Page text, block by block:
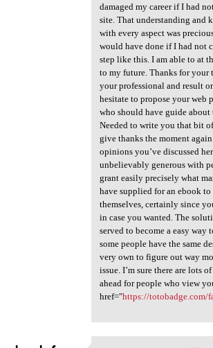
damaged my career if I had
site. That understanding and
with every aspect was
would have done if I had not
step like this. I am able to at
to my future. Thanks for your
your professional and result
hesitate to propose your web
who should have guide about
Needed to write you that bit
give thanks the moment
opinions you’ve discussed
unbelievably generous with
grant easily precisely what
have supplied for an ebook
themselves, certainly since
in case you wanted. The
served to become a easy way
some people have the same
very own to figure out way
issue. I’m sure there are lots
ahead for people who view
href="https://totobadge.com/